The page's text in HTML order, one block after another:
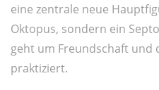
eine zentrale neue
Oktopus, sondern ein
geht um Freundschaft und
praktiziert.